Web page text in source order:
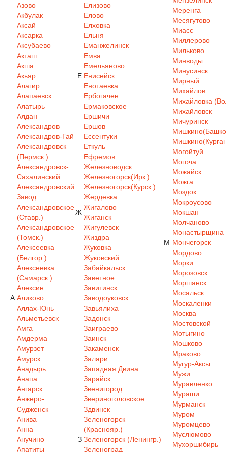
А
Азово
Акбулак
Аксай
Аксарка
Аксубаево
Акташ
Акша
Акьяр
Алагир
Алапаевск
Алатырь
Алдан
Александров
Александров-Гай
Александровск
(Пермск.)
Александровск-
Сахалинский
Александровский
Завод
Александровское
(Ставр.)
Александровское
(Томск.)
Алексеевка
(Белгор.)
Алексеевка
(Самарск.)
Алексин
Аликово
Аллах-Юнь
Альметьевск
Амга
Амдерма
Амурзет
Амурск
Анадырь
Анапа
Ангарск
Анжеро-
Судженск
Анива
Анна
Анучино
Апатиты
Е
Елизово
Елово
Елховка
Ельня
Еманжелинск
Емва
Емельяново
Енисейск
Енотаевка
Ербогачен
Ермаковское
Ершичи
Ершов
Ессентуки
Еткуль
Ефремов
Ж
Железноводск
Железногорск(Ирк.)
Железногорск(Курск.)
Жердевка
Жигалово
Жиганск
Жигулевск
Жиздра
Жуковка
Жуковский
З
Забайкальск
Заветное
Завитинск
Заводоуковск
Завьялиха
Задонск
Заиграево
Заинск
Закаменск
Залари
Западная Двина
Зарайск
Звенигород
Звериноголовское
Здвинск
Зеленогорск
(Краснояр.)
Зеленогорск (Ленингр.)
Зеленоград
М
Меренга
Месягутово
Миасс
Миллерово
Мильково
Минводы
Минусинск
Мирный
Михайлов
Михайловка
Михайловск
Мичуринск
Могойтуй
Могоча
Можайск
Можга
Моздок
Мокроусово
Мокшан
Молчаново
Монастырщина
Мончегорск
Мордово
Морки
Морозовск
Моршанск
Мосальск
Москаленки
Москва
Мостовской
Мотыгино
Мошково
Мраково
Мугур-Аксы
Мужи
Муравленко
Мураши
Мурманск
Муром
Муромцево
Муслюмово
Мухоршибирь